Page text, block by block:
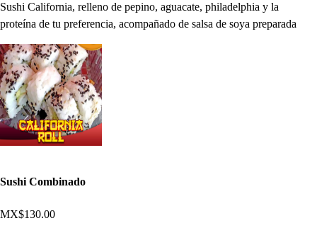
Sushi California, relleno de pepino, aguacate, philadelphia y la
proteína de tu preferencia, acompañado de salsa de soya preparada
Sushi Combinado
MX$130.00